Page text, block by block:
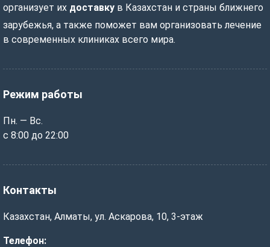
организует их доставку в Казахстан и страны ближнего
зарубежья, а также поможет вам организовать лечение
в современных клиниках всего мира.
Режим работы
Пн. — Вс.
с 8:00 до 22:00
Контакты
Казахстан, Алматы, ул. Аскарова, 10, 3-этаж
Телефон: